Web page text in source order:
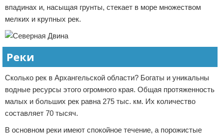
впадинах и, насыщая грунты, стекает в море множеством
мелких и крупных рек.
Реки
Сколько рек в Архангельской области? Богаты и уникальны
водные ресурсы этого огромного края. Общая протяженность
малых и больших рек равна 275 тыс. км. Их количество
составляет 70 тысяч.
В основном реки имеют спокойное течение, а порожистые